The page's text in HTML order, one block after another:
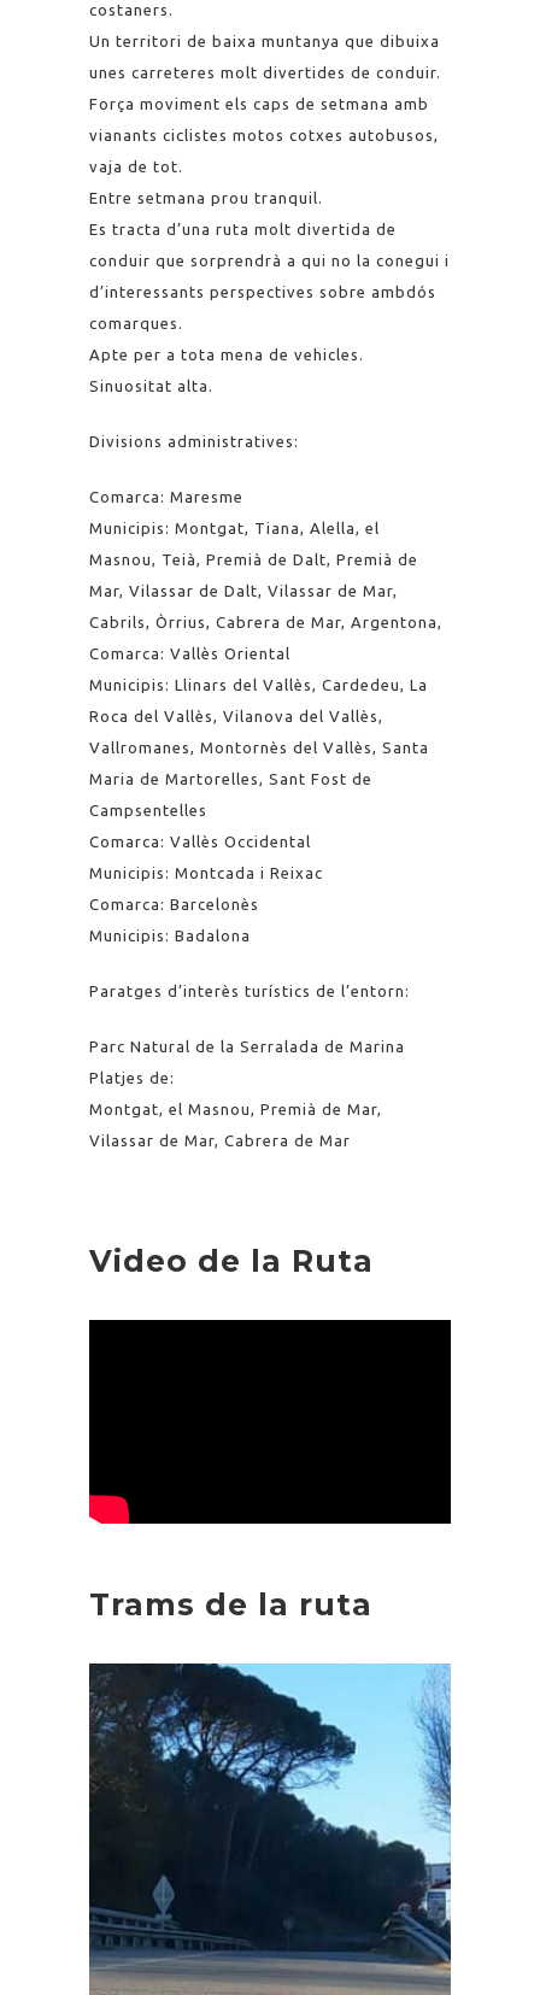
costaners.
Un territori de baixa muntanya que dibuixa
unes carreteres molt divertides de conduir.
Força moviment els caps de setmana amb
vianants ciclistes motos cotxes autobusos,
vaja de tot.
Entre setmana prou tranquil.
Es tracta d’una ruta molt divertida de
conduir que sorprendrà a qui no la conegui i
d’interessants perspectives sobre ambdós
comarques.
Apte per a tota mena de vehicles.
Sinuositat alta.
Divisions administratives:
Comarca: Maresme
Municipis: Montgat, Tiana, Alella, el
Masnou, Teià, Premià de Dalt, Premià de
Mar, Vilassar de Dalt, Vilassar de Mar,
Cabrils, Òrrius, Cabrera de Mar, Argentona,
Comarca: Vallès Oriental
Municipis: Llinars del Vallès, Cardedeu, La
Roca del Vallès, Vilanova del Vallès,
Vallromanes, Montornès del Vallès, Santa
Maria de Martorelles, Sant Fost de
Campsentelles
Comarca: Vallès Occidental
Municipis: Montcada i Reixac
Comarca: Barcelonès
Municipis: Badalona
Paratges d’interès turístics de l’entorn:
Parc Natural de la Serralada de Marina
Platjes de:
Montgat, el Masnou, Premià de Mar,
Vilassar de Mar, Cabrera de Mar
Video de la Ruta
Trams de la ruta